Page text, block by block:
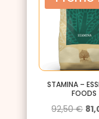
STAMINA –
FOODS
92,50€ Le